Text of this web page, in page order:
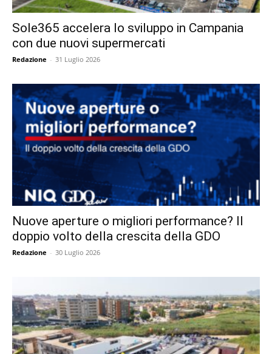
Sole365 accelera lo sviluppo in Campania
con due nuovi supermercati
Redazione - 31 Luglio 2026
Nuove aperture o migliori performance? Il
doppio volto della crescita della GDO
Redazione - 30 Luglio 2026